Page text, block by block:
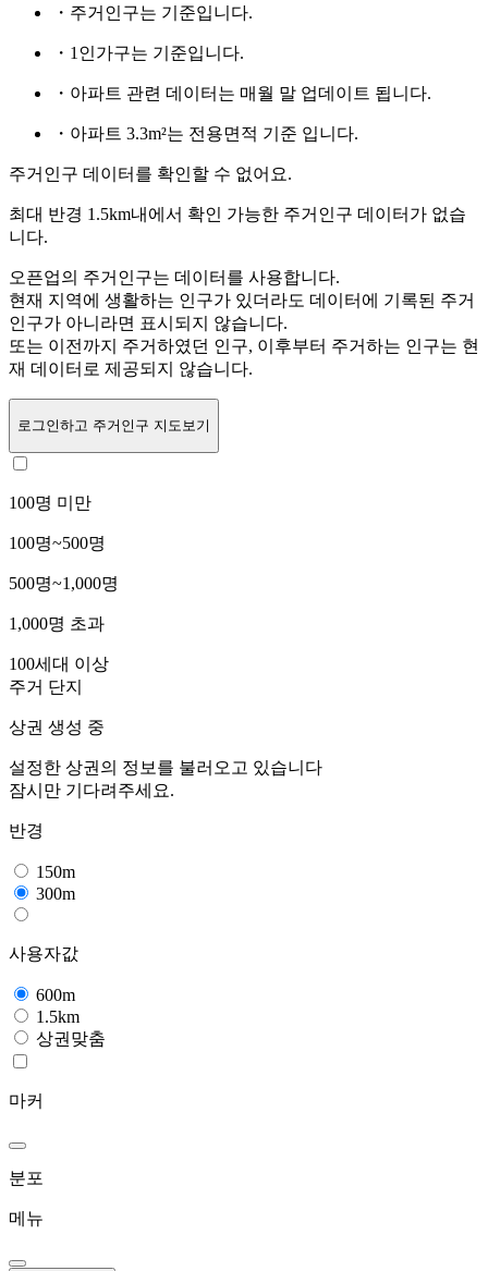
・주거인구는 기준입니다.
・1인가구는 기준입니다.
・아파트 관련 데이터는 매월 말 업데이트 됩니다.
・아파트 3.3m²는 전용면적 기준 입니다.
주거인구 데이터를 확인할 수 없어요.
최대 반경 1.5km내에서 확인 가능한 주거인구 데이터가 없습
니다.
오픈업의 주거인구는 데이터를 사용합니다.
현재 지역에 생활하는 인구가 있더라도 데이터에 기록된 주거
인구가 아니라면 표시되지 않습니다.
또는 이전까지 주거하였던 인구, 이후부터 주거하는 인구는 현
재 데이터로 제공되지 않습니다.
로그인하고 주거인구 지도보기
100명 미만
100명~500명
500명~1,000명
1,000명 초과
100세대 이상
주거 단지
상권 생성 중
설정한 상권의 정보를 불러오고 있습니다
잠시만 기다려주세요.
반경
150m
300m
사용자값
600m
1.5km
상권맞춤
마커
분포
메뉴